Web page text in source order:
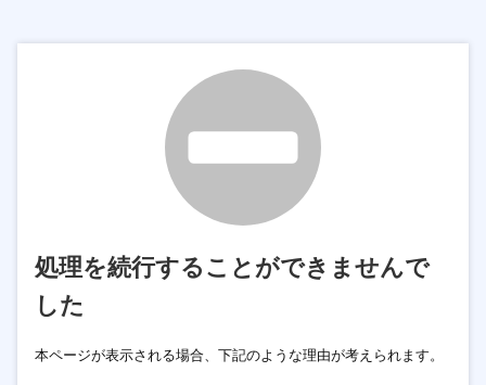
処理を続行することができませんで
した
本ページが表示される場合、下記のような理由が考えられます。